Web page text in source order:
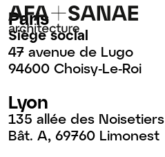
Paris
Siège social
47 avenue de Lugo
94600 Choisy-Le-Roi
Lyon
135 allée des Noisetiers
Bât. A, 69760 Limonest